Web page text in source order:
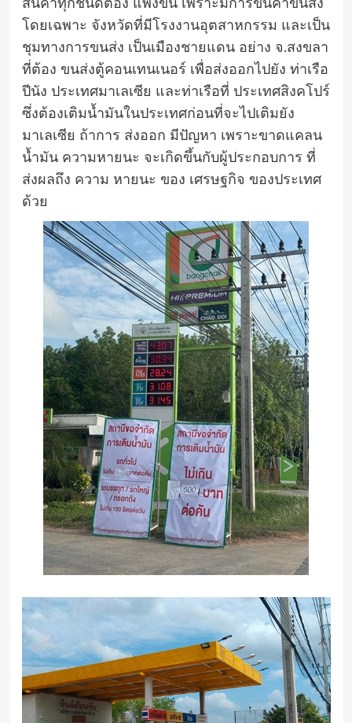
สินค้าทุกชนิดต้อง แพงขึ้น เพราะมีการขึ้นค่าขนส่ง
โดยเฉพาะ จังหวัดที่มีโรงงานอุตสาหกรรม และเป็น
ชุมทางการขนส่ง เป็นเมืองชายแดน อย่าง จ.สงขลา
ที่ต้อง ขนส่งตู้คอนเทนเนอร์ เพื่อส่งออกไปยัง ท่าเรือ
ปีนัง ประเทศมาเลเซีย และท่าเรือที่ ประเทศสิงคโปร์
ซึ่งต้องเติมน้ำมันในประเทศก่อนที่จะไปเติมยัง
มาเลเซีย ถ้าการ ส่งออก มีปัญหา เพราะขาดแคลน
น้ำมัน ความหายนะ จะเกิดขึ้นกับผู้ประกอบการ ที่
ส่งผลถึง ความ หายนะ ของ เศรษฐกิจ ของประเทศ
ด้วย